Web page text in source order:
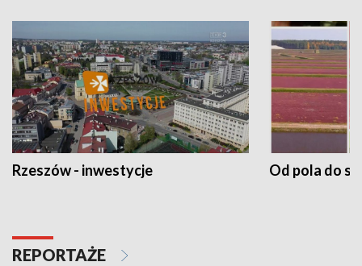
Rzeszów - inwestycje Od pola do
REPORTAŻE